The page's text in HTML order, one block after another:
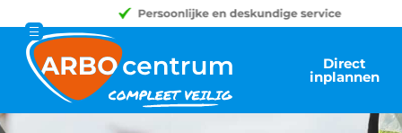
Direct
inplannen